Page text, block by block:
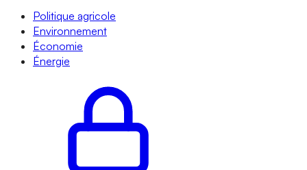
Politique agricole
Environnement
Économie
Énergie